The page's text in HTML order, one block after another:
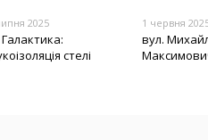
2025
стелі
1 червня
вул.